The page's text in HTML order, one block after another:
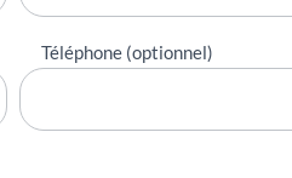
Téléphone (optionnel)